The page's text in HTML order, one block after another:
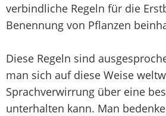
verbindliche Regeln für die
Benennung von Pflanzen
Diese Regeln sind
man sich auf diese Weise
Sprachverwirrung über eine
unterhalten kann. Man